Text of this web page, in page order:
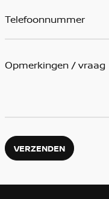
VERZENDEN